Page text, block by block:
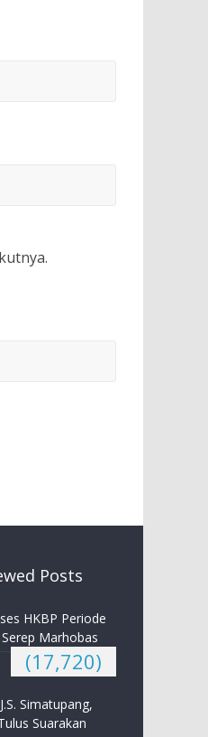
Posts
HKBP Periode
Marhobas
(17,720)
Simatupang,
Suarakan